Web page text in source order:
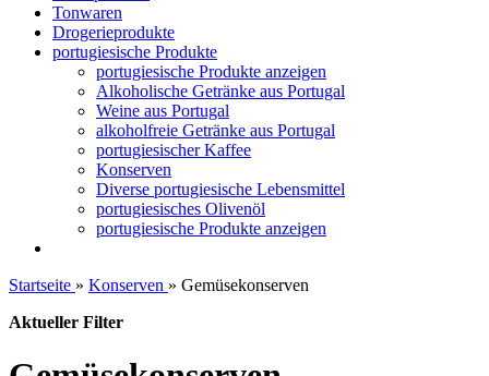
Tonwaren
Drogerieprodukte
portugiesische Produkte
portugiesische Produkte anzeigen
Alkoholische Getränke aus Portugal
Weine aus Portugal
alkoholfreie Getränke aus Portugal
portugiesischer Kaffee
Konserven
Diverse portugiesische Lebensmittel
portugiesisches Olivenöl
portugiesische Produkte anzeigen
Startseite » Konserven » Gemüsekonserven
Aktueller Filter